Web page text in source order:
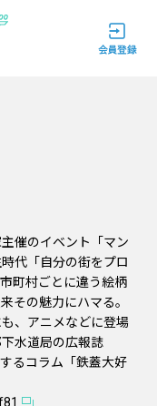
催のイベント「マン
代「自分の街をプロ
町村ごとに違う絵柄
その魅力にハマる。
、アニメなどに登場
水道局の広報誌
るコラム「鉄蓋大好